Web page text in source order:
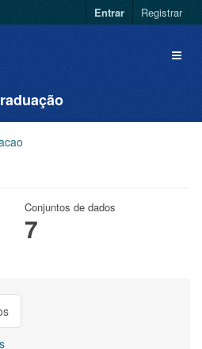
Entrar Registrar
Conjuntos de dados
7